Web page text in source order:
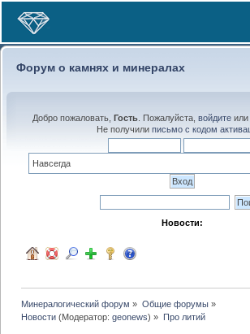
Форум о камнях и минералах
Добро пожаловать, Гость. Пожалуйста, войдитеили
Не получили письмо с кодом
Новости:
Минералогический форум » Общие форумы»
Новости (Модератор:geonews) » Про литий